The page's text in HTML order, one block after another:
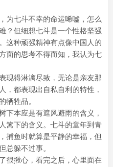
为七斗不幸的命运唏嘘，怎么
？但细想七斗是一个性格坚强
这种顽强精神有点像中国人的
面的思考不得而知，我认为七
现得淋漓尽致，无论是亲友那
，都表现出自私自利的特性，
牺牲品。
下本应是有遮风避雨的含义，
篱下的含义。七斗的童年到青
捕鱼时就算是平静的幸福，但
总躲不过事。
很揪心，看完之后，心里面在